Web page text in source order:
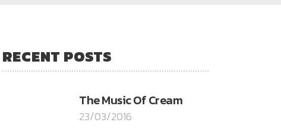
RECENT POSTS
The Music Of Cream
23/03/2016